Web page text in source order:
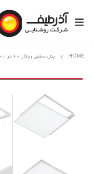
HOME پنل سقفی روکار 60 در 60 ال ای دی 70 وات